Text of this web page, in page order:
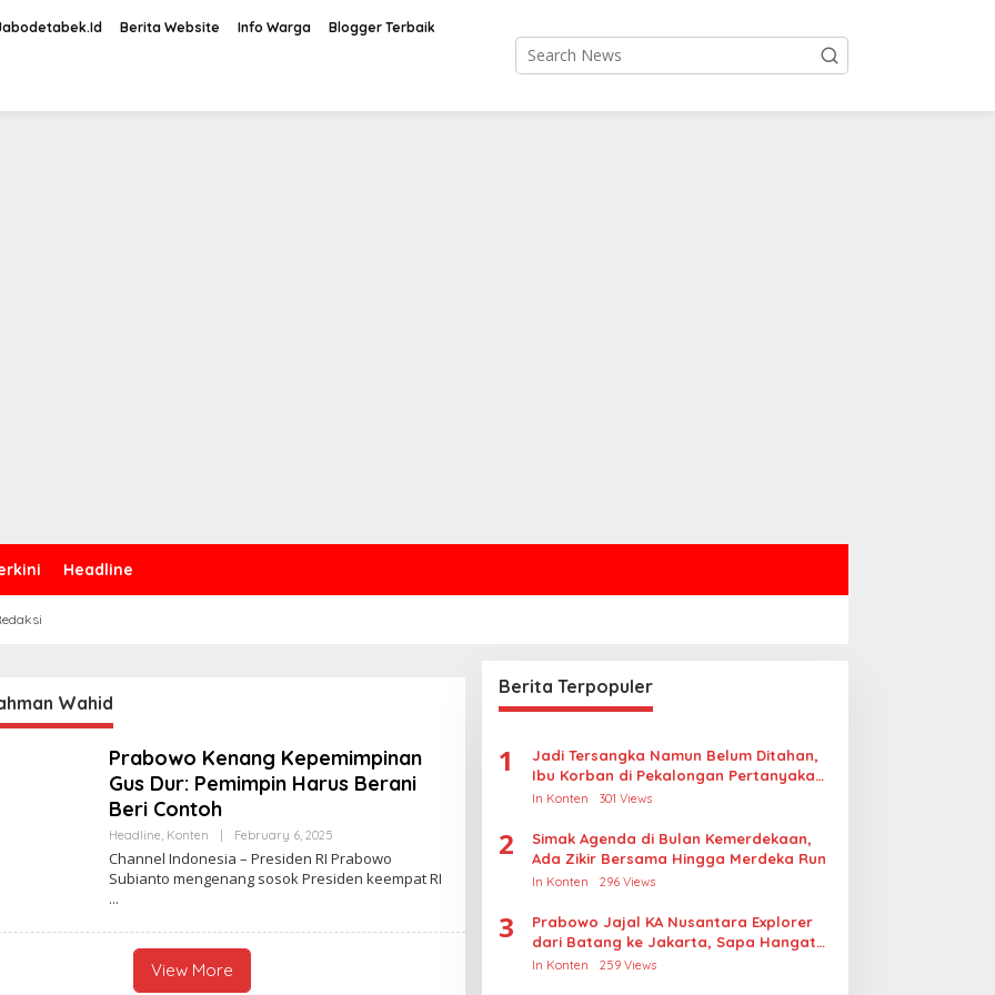
Berita Website Info Warga Blogger Terbaik
Headline
Wahid
Prabowo Kenang Kepemimpinan
Gus Dur: Pemimpin Harus Berani
Beri Contoh
Headline, Konten February 6, 2025
Y
C
H
N
Channel Indonesia – Presiden RI Prabowo
Subianto mengenang sosok Presiden keempat RI
View More
Berita Terpopuler
1
Jadi Tersangka Namun Belum Ditahan,
Ibu Korban di Pekalongan Pertanyakan
Keseriusan Polisi Tangani Kasus
In Konten 301 Views
2
Simak Agenda di Bulan Kemerdekaan,
Ada Zikir Bersama Hingga Merdeka Run
In Konten 296 Views
3
Prabowo Jajal KA Nusantara Explorer
dari Batang ke Jakarta, Sapa Hangat
Warga
In Konten 259 Views